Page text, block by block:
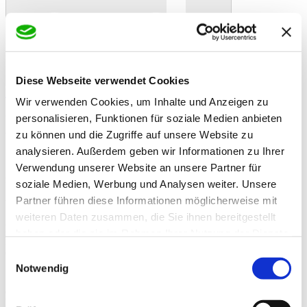
Diese Webseite verwendet Cookies
Wir verwenden Cookies, um Inhalte und Anzeigen zu
personalisieren, Funktionen für soziale Medien anbieten
zu können und die Zugriffe auf unsere Website zu
analysieren. Außerdem geben wir Informationen zu Ihrer
Verwendung unserer Website an unsere Partner für
soziale Medien, Werbung und Analysen weiter. Unsere
Partner führen diese Informationen möglicherweise mit
weiteren Daten zusammen, die Sie ihnen bereitgestellt
Notwendig
In den Warenkorb Danke! Etwas ist schiefgelaufen
Sonnenblumenkerne, schwarz. Nährstoff- und energiereiches Futter
für Wildvögel
Artikelbeschreibung
Sonnenblumenkerne, schwarz 2,5 kg.
Schwarze Sonnenblumenkerne sind ein energiereicher Leckerbissen
für Wildvögel.
Unsere schwarzen Sonnenblumenkerne sind eine echte Delikatesse.
Sie sind reich an Nährstoffen und bieten eine natürliche
Fettsäuren, Vitaminen und Mineralstoffen, die zur Erhaltung der
Schwarze Sonnenblumenkerne sind ein Magnet für Vögel und